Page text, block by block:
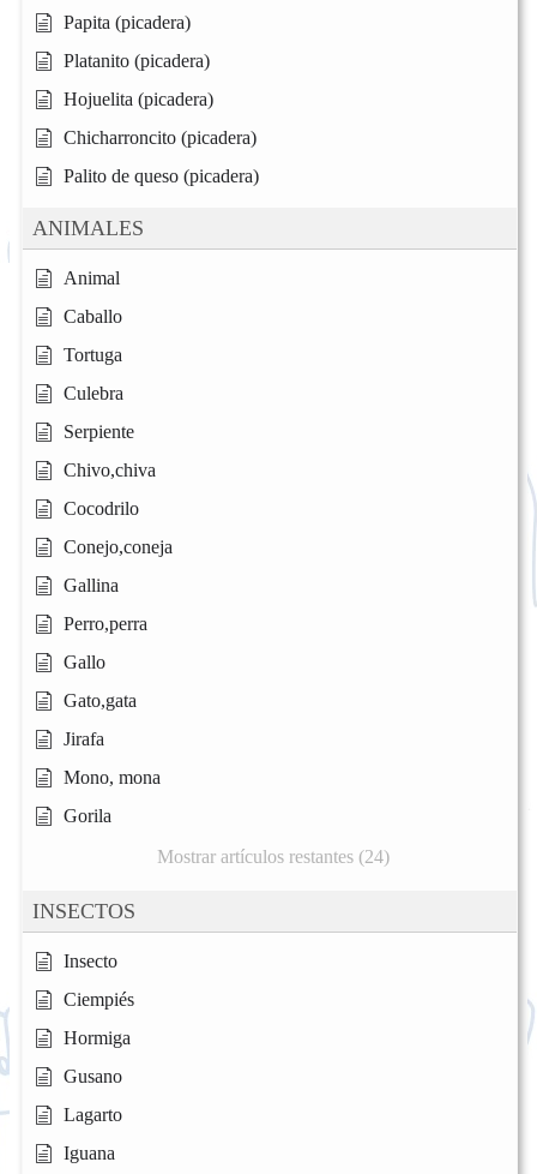
Papita (picadera)
Platanito (picadera)
Hojuelita (picadera)
Chicharroncito (picadera)
Palito de queso (picadera)
ANIMALES
Animal
Caballo
Tortuga
Culebra
Serpiente
Chivo,chiva
Cocodrilo
Conejo,coneja
Gallina
Perro,perra
Gallo
Gato,gata
Jirafa
Mono, mona
Gorila
Mostrar artículos restantes (24)
INSECTOS
Insecto
Ciempiés
Hormiga
Gusano
Lagarto
Iguana